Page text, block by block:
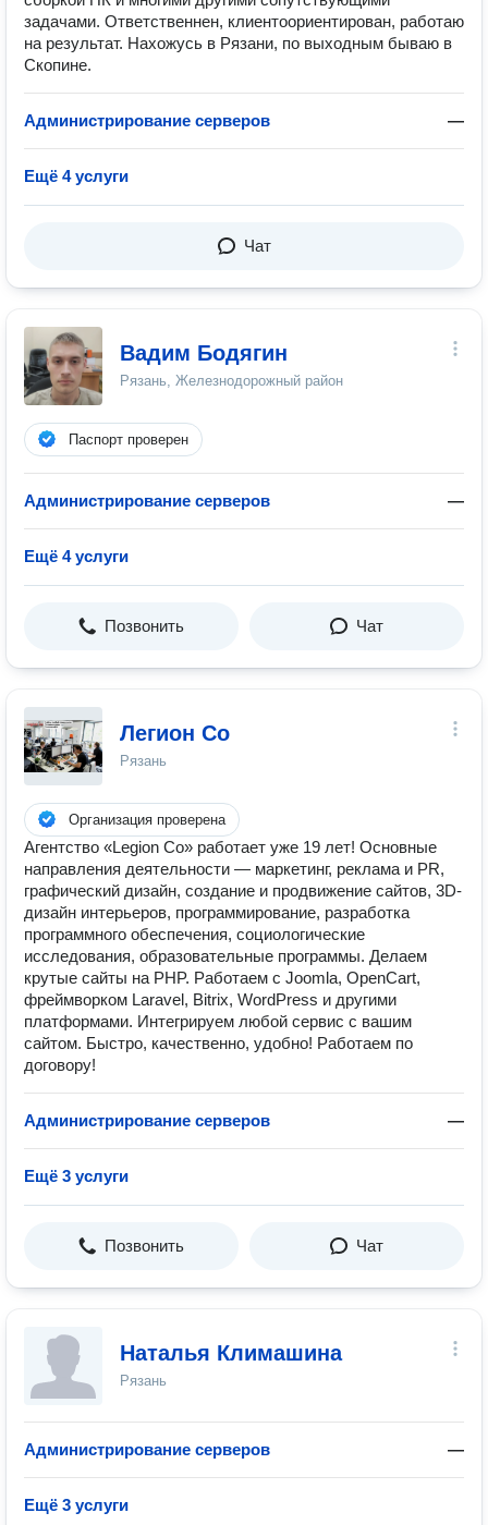
задачами. Ответственнен, клиентоориентирован, работаю
на результат. Нахожусь в Рязани, по выходным бываю в
Скопине.
Администрирование серверов —
Ещё 4 услуги
Чат
Вадим Бодягин
Рязань, Железнодорожный район
Паспорт проверен
Администрирование серверов —
Ещё 4 услуги
Позвонить Чат
Легион Со
Рязань
Организация проверена
Агентство «Legion Co» работает уже 19 лет! Основные
направления деятельности — маркетинг, реклама и PR,
графический дизайн, создание и продвижение сайтов, 3D-
дизайн интерьеров, программирование, разработка
программного обеспечения, социологические
исследования, образовательные программы. Делаем
крутые сайты на PHP. Работаем с Joomla, OpenCart,
фреймворком Laravel, Bitrix, WordPress и другими
платформами. Интегрируем любой сервис с вашим
сайтом. Быстро, качественно, удобно! Работаем по
договору!
Администрирование серверов —
Ещё 3 услуги
Позвонить Чат
Наталья Климашина
Рязань
Администрирование серверов —
Ещё 3 услуги